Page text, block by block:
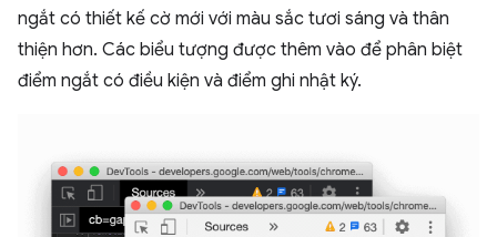
ngắt có thiết kế cờ mới với màu sắc tươi sáng và thân
thiện hơn. Các biểu tượng được thêm vào để phân biệt
điểm ngắt có điều kiện và điểm ghi nhật ký.